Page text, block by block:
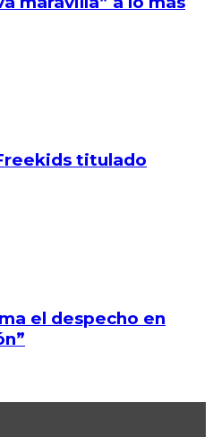
titulado
el despecho en